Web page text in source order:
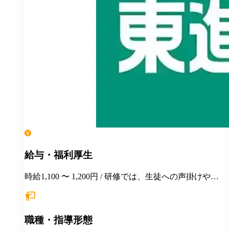
給与・福利厚生
時給1,100 〜 1,200円 / 研修では、生徒への声掛けや合
します。
職種・指導形態